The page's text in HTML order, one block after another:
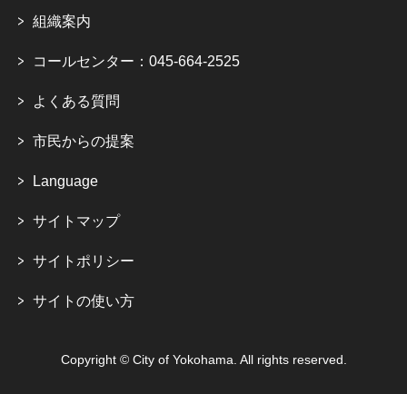
組織案内
コールセンター：045-664-2525
よくある質問
市民からの提案
Language
サイトマップ
サイトポリシー
サイトの使い方
Copyright © City of Yokohama. All rights reserved.